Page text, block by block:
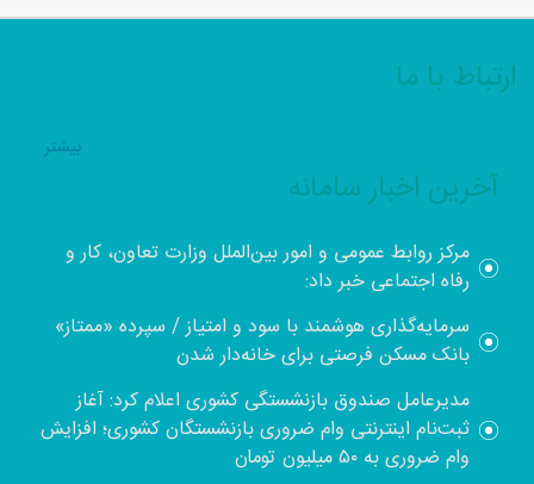
ارتباط با ما
بيشتر
آخرین اخبار سامانه
مرکز روابط عمومی و امور بین‌الملل وزارت تعاون، کار و
رفاه اجتماعی خبر داد:
سرمایه‌گذاری هوشمند با سود و امتیاز / سپرده «ممتاز»
بانک مسکن فرصتی برای خانه‌دار شدن
مدیرعامل صندوق بازنشستگی کشوری اعلام کرد: آغاز
ثبت‌نام اینترنتی وام ضروری بازنشستگان کشوری؛ افزایش
وام ضروری به ۵۰ میلیون تومان